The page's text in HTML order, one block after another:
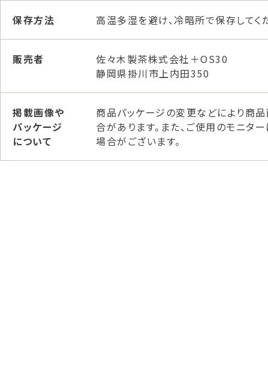
保存方法 高温多湿を避け、冷暗所で保存してく
販売者
佐々木製茶株式会社＋OS30
静岡県掛川市上内田350
掲載画像や
パッケージ
について
商品パッケージの変更などにより商
合があります。また、ご使用のモニ
場合がございます。